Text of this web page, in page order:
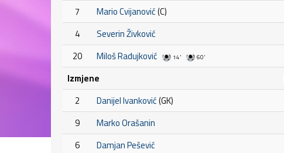
7
Mario Cvijanović(C)
4
Severin Živković
20
Miloš Radujković 14' 60'
Izmjene
2
Danijel Ivanković(GK)
9
Marko Orašanin
6
Damjan Pešević